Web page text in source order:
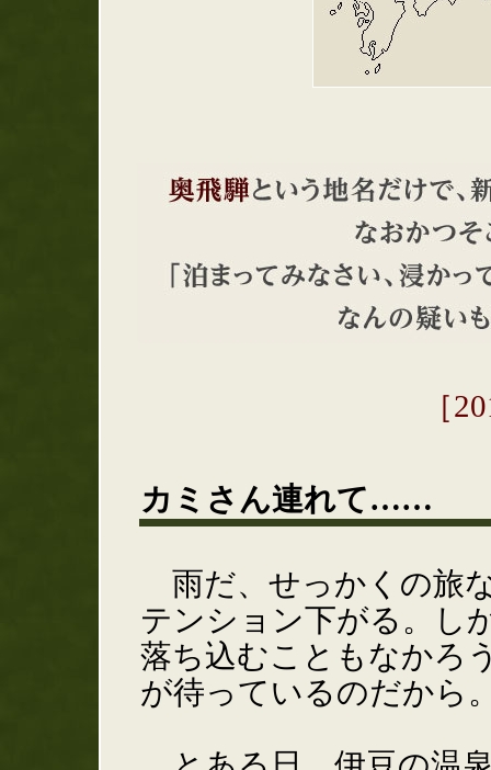
［
カミさん連れて……
雨だ、せっかくの旅
テンション下がる。し
落ち込むこともなかろ
が待っているのだから